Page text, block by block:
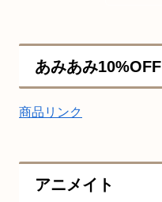
あみあみ10%OFF
商品リンク
アニメイト